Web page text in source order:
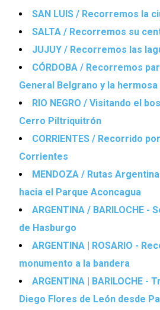
SAN LUIS / Recorremos la
SALTA / Recorremos su
JUJUY / Recorremos las
CÓRDOBA / Recorremos
General Belgrano y la
RIO NEGRO / Visitando el
Cerro Piltriquitrón
CORRIENTES / Recorrido
Corrientes
MENDOZA / Rutas
hacia el Parque Aconcagua
ARGENTINA / BARILOCHE -
de Hasburgo
ARGENTINA | ROSARIO -
monumento a la bandera
ARGENTINA | BARILOCHE -
Diego Flores de León desde